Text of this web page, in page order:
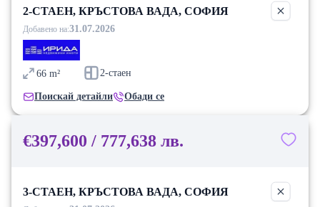
2-СТАЕН, КРЪСТОВА ВАДА, СОФИЯ
Добавено на:31.07.2026
66 m² 2-стаен
Поискай детайли Обади се
€397,600 / 777,638 лв.
3-СТАЕН, КРЪСТОВА ВАДА, СОФИЯ